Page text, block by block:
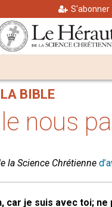
S'abonner
BIBLE
nous
la Science Chrétienne
car je suis avec toi; ne